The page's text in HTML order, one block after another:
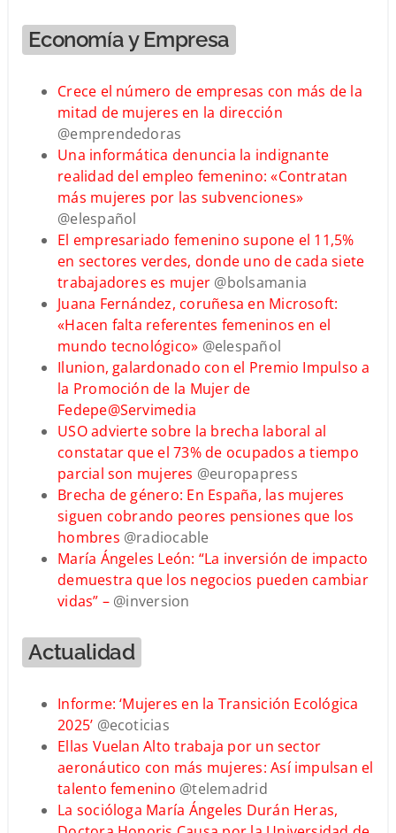
Economía y Empresa
Crece el número de empresas con más de la
mitad de mujeres en la dirección
@emprendedoras
Una informática denuncia la indignante
realidad del empleo femenino: «Contratan
más mujeres por las subvenciones»
@elespañol
El empresariado femenino supone el 11,5%
en sectores verdes, donde uno de cada siete
trabajadores es mujer @bolsamania
Juana Fernández, coruñesa en Microsoft:
«Hacen falta referentes femeninos en el
mundo tecnológico» @elespañol
Ilunion, galardonado con el Premio Impulso a
la Promoción de la Mujer de
Fedepe@Servimedia
USO advierte sobre la brecha laboral al
constatar que el 73% de ocupados a tiempo
parcial son mujeres @europapress
Brecha de género: En España, las mujeres
siguen cobrando peores pensiones que los
hombres @radiocable
María Ángeles León: “La inversión de impacto
demuestra que los negocios pueden cambiar
vidas” – @inversion
Actualidad
Informe: ‘Mujeres en la Transición Ecológica
2025’ @ecoticias
Ellas Vuelan Alto trabaja por un sector
aeronáutico con más mujeres: Así impulsan el
talento femenino @telemadrid
La socióloga María Ángeles Durán Heras,